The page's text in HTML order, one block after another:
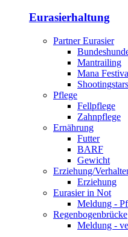
Eurasierhaltung
Partner Eurasier
Mantrailing
Mana
Shootingstars
Pflege
Fellpflege
Zahnpflege
Ernährung
Futter
BARF
Gewicht
Erziehung/
Erziehung
Eurasier in Not
Meldung -
Regenbogenbrücke
Meldung -